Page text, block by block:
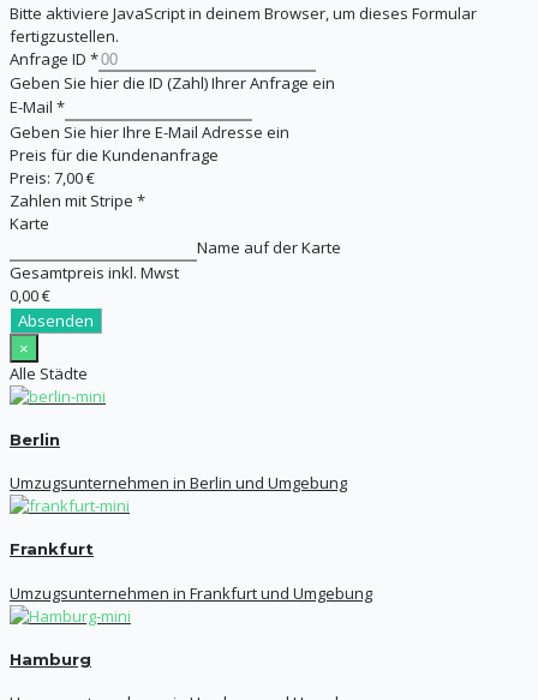
Bitte aktiviere JavaScript in deinem Browser, um dieses Formular
fertigzustellen.
Anfrage ID *
Geben Sie hier die ID (Zahl) Ihrer Anfrage ein
E-Mail *
Geben Sie hier Ihre E-Mail Adresse ein
Preis für die Kundenanfrage
Preis: 7,00 €
Zahlen mit Stripe *
Karte
Name auf der Karte
Gesamtpreis inkl. Mwst
0,00 €
Absenden
×
Alle Städte
Berlin
Umzugsunternehmen in Berlin und Umgebung
Frankfurt
Umzugsunternehmen in Frankfurt und Umgebung
Hamburg